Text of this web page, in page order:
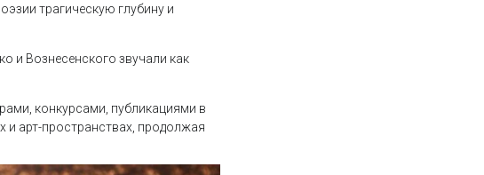
трагическую глубину и
и Вознесенского звучали как
конкурсами, публикациями в
арт-пространствах, продолжая